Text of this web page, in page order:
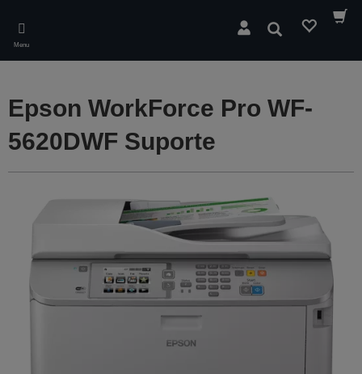
main
content
Menu
Pesquisar
Epson WorkForce Pro WF-
5620DWF Suporte